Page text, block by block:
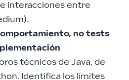
interacciones entre
).
no tests
técnicos de Java, de
Identifica los límites